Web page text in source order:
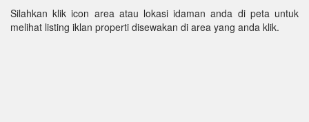
Silahkan klik icon area atau lokasi idaman anda di peta untuk
melihat listing iklan properti disewakan di area yang anda klik.